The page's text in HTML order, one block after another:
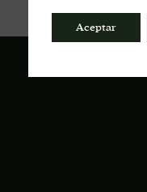
Aceptar